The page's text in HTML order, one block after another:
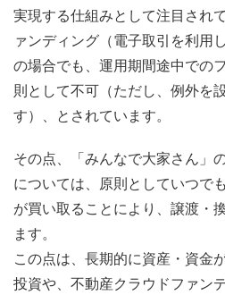
実現する仕組みとして注目され
ァンディング（電子取引を利用
の場合でも、運用期間途中での
則として不可（ただし、例外を
す）、とされています。
その点、「みんなで大家さん」
については、原則としていつで
が買い取ることにより、譲渡・
ます。
この点は、長期的に資産・資金
投資や、不動産クラウドファン